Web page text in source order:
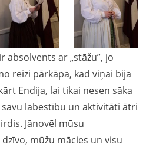
absolvents ar „stāžu”, jo
reizi pārkāpa, kad viņai bija
Endija, lai tikai nesen sāka
labestību un aktivitāti ātri
Jānovēl mūsu
mūžu mācies un visu